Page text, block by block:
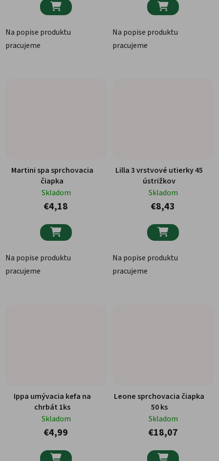

Na popise produktu
pracujeme

Na popise produktu
pracujeme
Martini spa sprchovacia
čiapka
Skladom
€4,18

Na popise produktu
pracujeme
Lilla 3 vrstvové utierky 45
ústrižkov
Skladom
€8,43

Na popise produktu
pracujeme
Ippa umývacia kefa na
chrbát 1ks
Skladom
€4,99

Leone sprchovacia čiapka
50 ks
Skladom
€18,07
